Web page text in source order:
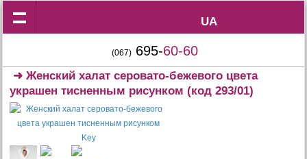
UA
UA
(067) 695-60-60
➜Женский халат серовато-бежевого цвета
украшен тисненным рисунком(код 293/01)